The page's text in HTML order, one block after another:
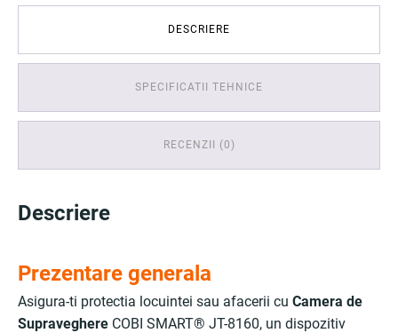
DESCRIERE
SPECIFICATII TEHNICE
RECENZII (0)
Descriere
Prezentare generala
Asigura-ti protectia locuintei sau afacerii cu Camera de
Supraveghere COBI SMART® JT-8160, un dispozitiv